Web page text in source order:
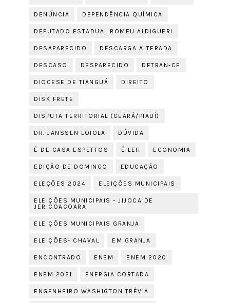
DENÚNCIA DEPENDÊNCIA QUÍMICA
DEPUTADO ESTADUAL ROMEU ALDIGUERI
DESAPARECIDO DESCARGA ALTERADA
DESCASO DESPARECIDO DETRAN-CE
DIOCESE DE TIANGUÁ DIREITO
DISK FRETE
DISPUTA TERRITORIAL (CEARÁ/PIAUÍ)
DR. JANSSEN LOIOLA DÚVIDA
É DE CASA ESPETTOS É LEI! ECONOMIA
EDIÇÃO DE DOMINGO EDUCAÇÃO
ELEÇÕES 2024 ELEIÇÕES MUNICIPAIS
ELEIÇÕES MUNICIPAIS - JIJOCA DE
JERICOACOARA
ELEIÇÕES MUNICIPAIS GRANJA
ELEIÇÕES- CHAVAL EM GRANJA
ENCONTRADO ENEM ENEM 2020
ENEM 2021 ENERGIA CORTADA
ENGENHEIRO WASHIGTON TRÉVIA